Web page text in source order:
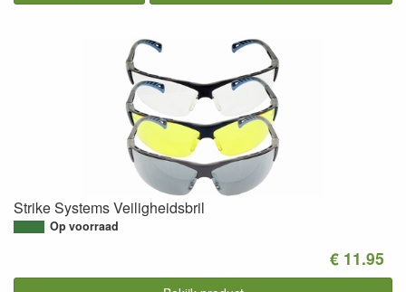
Strike Systems Veiligheidsbril
Op voorraad
€ 11.95